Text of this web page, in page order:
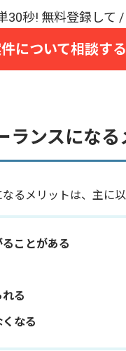
について相談する
ランスになる
るメリットは、主に
ことがある
る
なる